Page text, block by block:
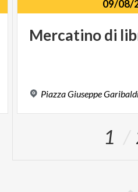
09/08/
Mercatinodi
PiazzaGiuseppe
1